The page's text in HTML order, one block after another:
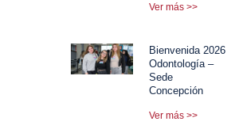
Ver más >>
Bienvenida 2026
Odontología –
Sede
Concepción
Ver más >>